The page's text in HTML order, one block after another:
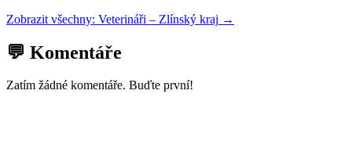
Zobrazit všechny: Veterináři – Zlínský kraj →
💬 Komentáře
Zatím žádné komentáře. Buďte první!